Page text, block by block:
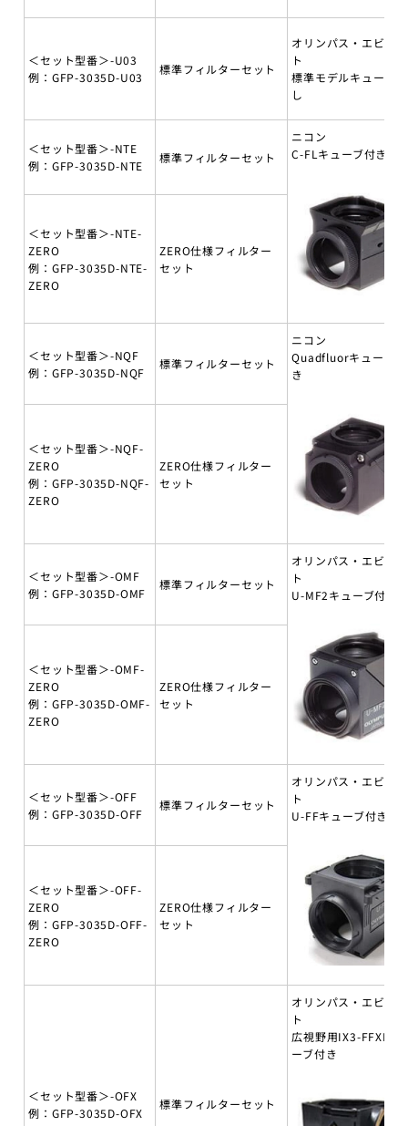
＜セット型番＞-U03
例：GFP-3035D-U03
標準フィルターセット
オリンパス・エビデン
ト
標準モデルキューブ無
し
＜セット型番＞-NTE
例：GFP-3035D-NTE
標準フィルターセット
ニコン
C-FLキューブ付き
＜セット型番＞-NTE-
ZERO
例：GFP-3035D-NTE-
ZERO
ZERO仕様フィルター
セット
＜セット型番＞-NQF
例：GFP-3035D-NQF
標準フィルターセット
ニコン
Quadfluorキューブ付
き
＜セット型番＞-NQF-
ZERO
例：GFP-3035D-NQF-
ZERO
ZERO仕様フィルター
セット
＜セット型番＞-OMF
例：GFP-3035D-OMF
標準フィルターセット
オリンパス・エビデン
ト
U-MF2キューブ付き
＜セット型番＞-OMF-
ZERO
例：GFP-3035D-OMF-
ZERO
ZERO仕様フィルター
セット
＜セット型番＞-OFF
例：GFP-3035D-OFF
標準フィルターセット
オリンパス・エビデン
ト
U-FFキューブ付き
＜セット型番＞-OFF-
ZERO
例：GFP-3035D-OFF-
ZERO
ZERO仕様フィルター
セット
＜セット型番＞-OFX
例：GFP-3035D-OFX
標準フィルターセット
オリンパス・エビデン
ト
広視野用IX3-FFXLキ
ーブ付き